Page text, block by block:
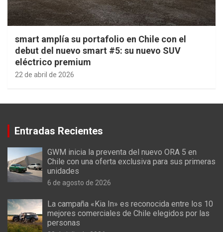
smart amplía su portafolio en Chile con el
debut del nuevo smart #5: su nuevo SUV
eléctrico premium
22 de abril de 2026
Entradas Recientes
GWM inicia la preventa del nuevo ORA 5 en
Chile con una oferta exclusiva para sus primeras
unidades
6 de agosto de 2026
La campaña «Kia In» es reconocida entre los 10
mejores comerciales de Chile elegidos por las
personas